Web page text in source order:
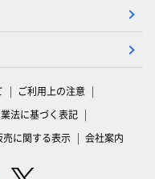
ご利用上の注意
法に基づく表記
売に関する表示 会社案内